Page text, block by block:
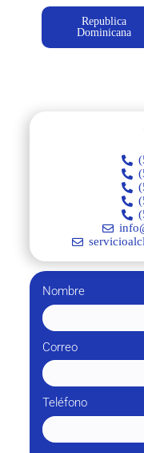
Republica
Dominicana
Nombre
Correo
Teléfono